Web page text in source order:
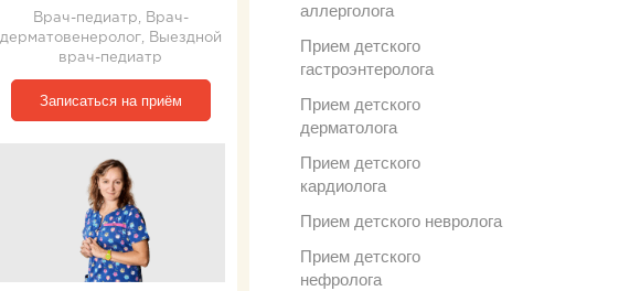
аллерголога
Прием детского
гастроэнтеролога
Прием детского
дерматолога
Прием детского
кардиолога
Прием детского невролога
Прием детского
нефролога
Врач-педиатр, Врач-
дерматовенеролог, Выездной
врач-педиатр
Записаться на приём